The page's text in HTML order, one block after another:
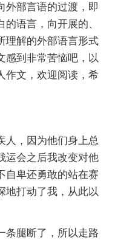
外部言语的过渡，即
语言，向开展的、
理解的外部语言形式
感到非常苦恼吧，以
作文，欢迎阅读，希
人，因为他们身上总
运会之后我改变对他
自卑还勇敢的站在赛
地打动了我，从此以
条腿断了，所以走路